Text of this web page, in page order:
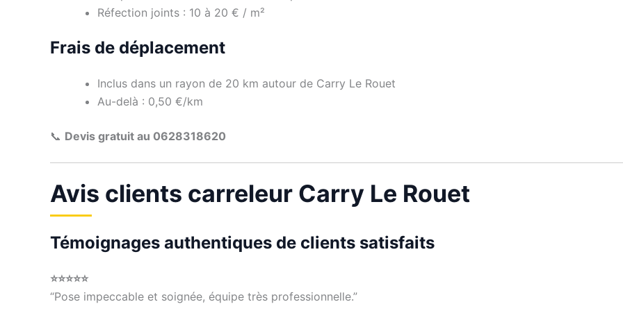
Réfection joints : 10 à 20 € / m²
Frais de déplacement
Inclus dans un rayon de 20 km autour de Carry Le Rouet
Au-delà : 0,50 €/km
📞 Devis gratuit au 0628318620
Avis clients carreleur Carry Le Rouet
Témoignages authentiques de clients satisfaits
⭐⭐⭐⭐⭐
“Pose impeccable et soignée, équipe très professionnelle.”